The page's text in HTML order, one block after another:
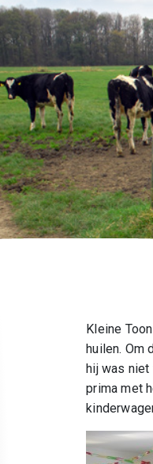
Kleine
huilen. Om
hij was niet
prima met